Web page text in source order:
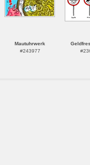
Mautuhrwerk
#243977